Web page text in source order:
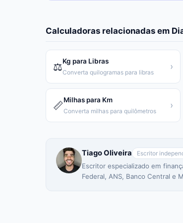
Calculadoras relacionadas em
⚖️Kg para Libras
Converta quilogramas para libras
›
📏Milhas para Km
Converta milhas para quilômetros
›
Tiago Oliveira Escritor
Escritor especializado em
Federal, ANS, Banco Central e